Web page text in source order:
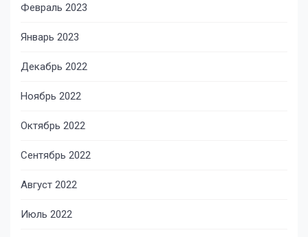
Февраль 2023
Январь 2023
Декабрь 2022
Ноябрь 2022
Октябрь 2022
Сентябрь 2022
Август 2022
Июль 2022